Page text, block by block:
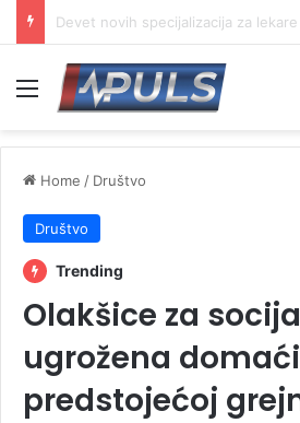
Menu
Home / Društvo
Društvo
Trending
Olakšice za
ugrožena
predstojećoj